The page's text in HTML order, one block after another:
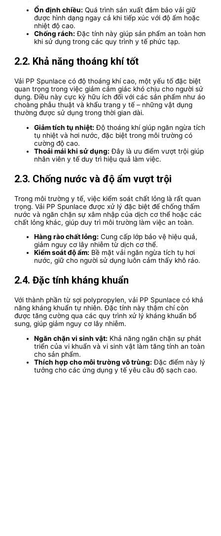
Ổn định chiều: Quá trình sản xuất đảm bảo vải giữ
được hình dạng ngay cả khi tiếp xúc với độ ẩm hoặc
nhiệt độ cao.
Chống rách: Đặc tính này giúp sản phẩm an toàn hơn
khi sử dụng trong các quy trình y tế phức tạp.
2.2. Khả năng thoáng khí tốt
Vải PP Spunlace có độ thoáng khí cao, một yếu tố đặc biệt
quan trọng trong việc giảm cảm giác khó chịu cho người sử
dụng. Điều này cực kỳ hữu ích đối với các sản phẩm như áo
choàng phẫu thuật và khẩu trang y tế – những vật dụng
thường được sử dụng trong thời gian dài.
Giảm tích tụ nhiệt: Độ thoáng khí giúp ngăn ngừa tích
tụ nhiệt và hơi nước, đặc biệt trong môi trường có
cường độ cao.
Thoải mái khi sử dụng: Đây là ưu điểm vượt trội giúp
nhân viên y tế duy trì hiệu quả làm việc.
2.3. Chống nước và độ ẩm vượt trội
Trong môi trường y tế, việc kiểm soát chất lỏng là rất quan
trọng. Vải PP Spunlace được xử lý đặc biệt để chống thấm
nước và ngăn chặn sự xâm nhập của dịch cơ thể hoặc các
chất lỏng khác, giúp duy trì môi trường làm việc an toàn.
Hàng rào chất lỏng: Cung cấp lớp bảo vệ hiệu quả,
giảm nguy cơ lây nhiễm từ dịch cơ thể.
Kiểm soát độ ẩm: Bề mặt vải ngăn ngừa tích tụ hơi
nước, giữ cho người sử dụng luôn cảm thấy khô ráo.
2.4. Đặc tính kháng khuẩn
Với thành phần từ sợi polypropylen, vải PP Spunlace có khả
năng kháng khuẩn tự nhiên. Đặc tính này thậm chí còn
được tăng cường qua các quy trình xử lý kháng khuẩn bổ
sung, giúp giảm nguy cơ lây nhiễm.
Ngăn chặn vi sinh vật: Khả năng ngăn chặn sự phát
triển của vi khuẩn và vi sinh vật làm tăng tính an toàn
cho sản phẩm.
Thích hợp cho môi trường vô trùng: Đặc điểm này lý
tưởng cho các ứng dụng y tế yêu cầu độ sạch cao.